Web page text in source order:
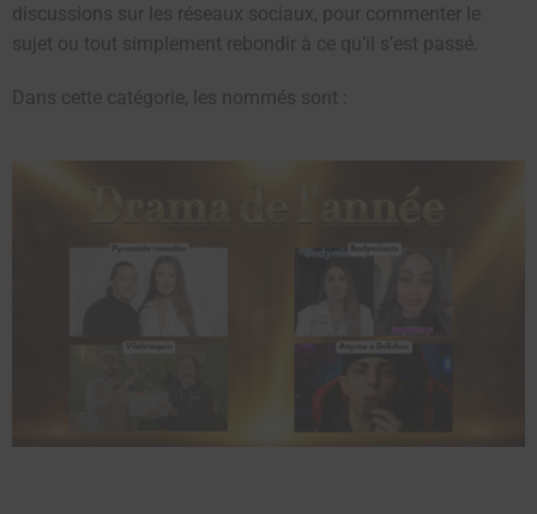
discussions sur les réseaux sociaux, pour commenter le
sujet ou tout simplement rebondir à ce qu’il s’est passé.
Dans cette catégorie, les nommés sont :